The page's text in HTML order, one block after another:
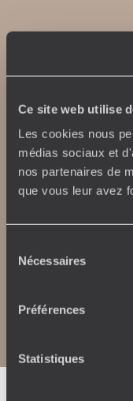
Ce site web utilise
Les cookies nous
médias sociaux et
nos partenaires de
que vous leur avez
Nécessaires
Préférences
Statistiques
Politique